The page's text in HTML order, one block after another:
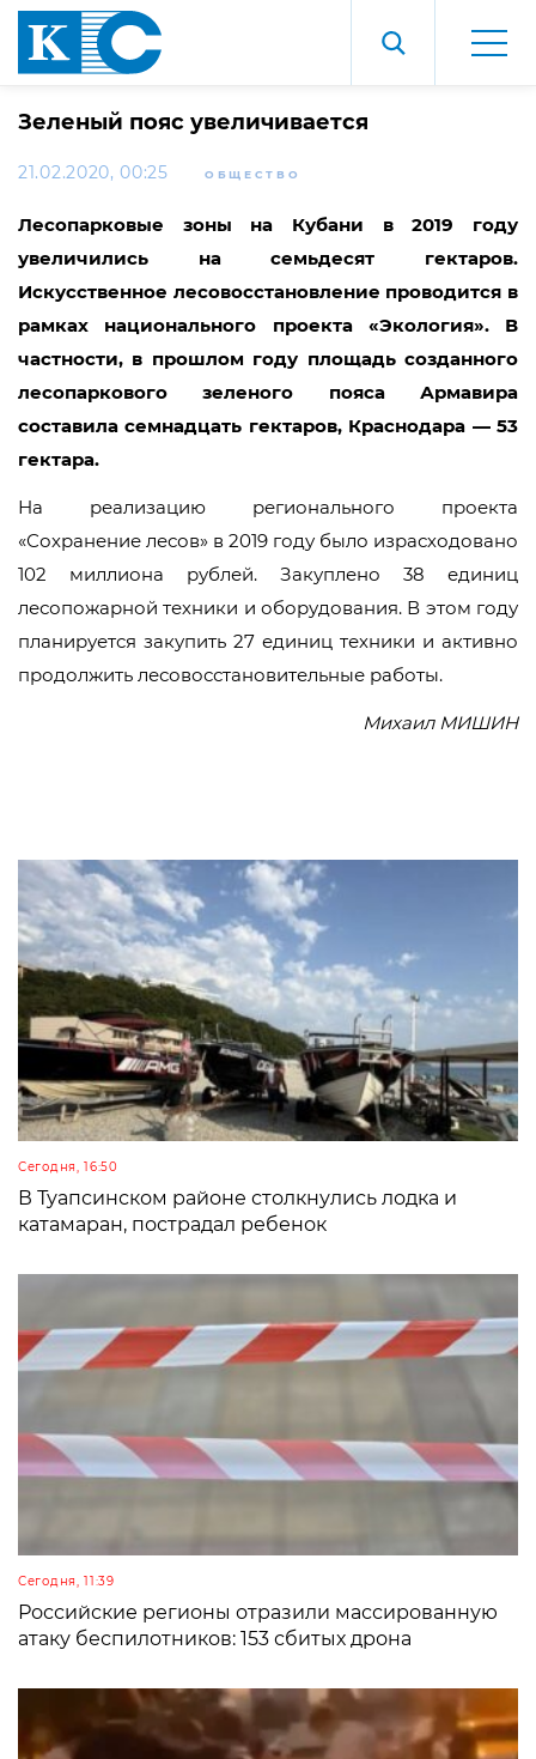
Зеленый пояс увеличивается
21.02.2020, 00:25 ОБЩЕСТВО
Лесопарковые зоны на Кубани в 2019 году
увеличились на семьдесят гектаров.
Искусственное лесовосстановление проводится в
рамках национального проекта «Экология». В
частности, в прошлом году площадь созданного
лесопаркового зеленого пояса Армавира
составила семнадцать гектаров, Краснодара — 53
гектара.
На реализацию регионального проекта
«Сохранение лесов» в 2019 году было израсходовано
102 миллиона рублей. Закуплено 38 единиц
лесопожарной техники и оборудования. В этом году
планируется закупить 27 единиц техники и активно
продолжить лесовосстановительные работы.
Михаил МИШИН
Сегодня, 16:50
В Туапсинском районе столкнулись лодка и
катамаран, пострадал ребенок
Сегодня, 11:39
Российские регионы отразили массированную
атаку беспилотников: 153 сбитых дрона